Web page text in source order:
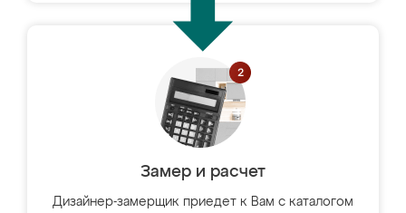
Замер и расчет
Дизайнер-замерщик приедет к Вам с каталогом